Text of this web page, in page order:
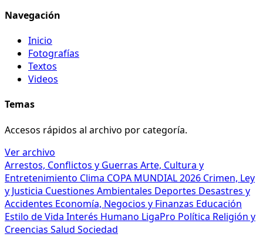
Navegación
Inicio
Fotografías
Textos
Videos
Temas
Accesos rápidos al archivo por categoría.
Ver archivo
Arrestos, Conflictos y Guerras Arte, Cultura y
Entretenimiento Clima COPA MUNDIAL 2026 Crimen, Ley
y Justicia Cuestiones Ambientales Deportes Desastres y
Accidentes Economía, Negocios y Finanzas Educación
Estilo de Vida Interés Humano LigaPro Política Religión y
Creencias Salud Sociedad